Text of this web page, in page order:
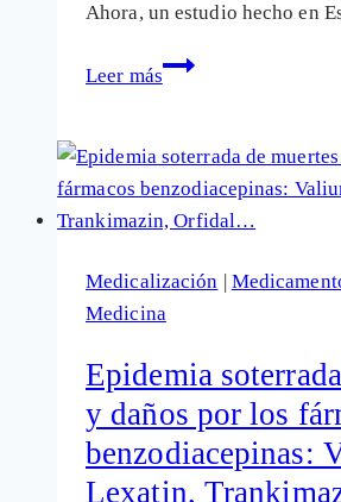
Ahora, un estudio hecho en
Leer más
La
de
las
hospitalizaciones
daños
de
fármacos
son
evitables
Medicalización |
Medicina
Epidemia
y daños por los
benzodiacepinas:
Lexatin,